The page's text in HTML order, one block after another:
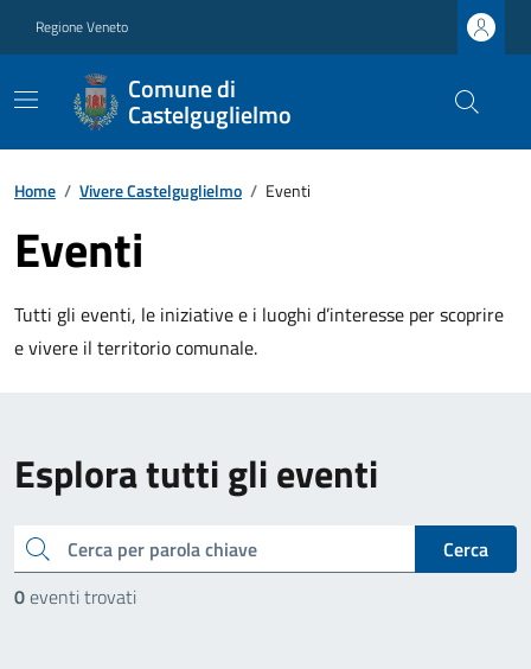
Regione Veneto
Comune di
Castelguglielmo
Home / Vivere Castelguglielmo / Eventi
Eventi
Tutti gli eventi, le iniziative e i luoghi d’interesse per scoprire
e vivere il territorio comunale.
Esplora tutti gli eventi
cerca
Cerca
0eventi trovati